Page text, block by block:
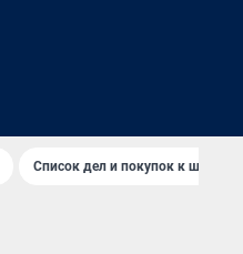
Список дел и покупок к школе